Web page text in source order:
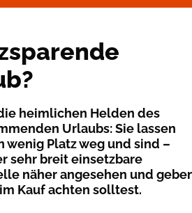
heimlichen Helden des
Urlaubs: Sie lassen
Platz weg und sind –
sehr breit einsetzbare
näher angesehen und
Kauf achten solltest.